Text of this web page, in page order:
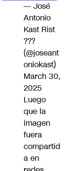
— José
Antonio
Kast Rist
???
(@joseant
oniokast)
March 30,
2025
Luego
que la
imagen
fuera
compartid
a en